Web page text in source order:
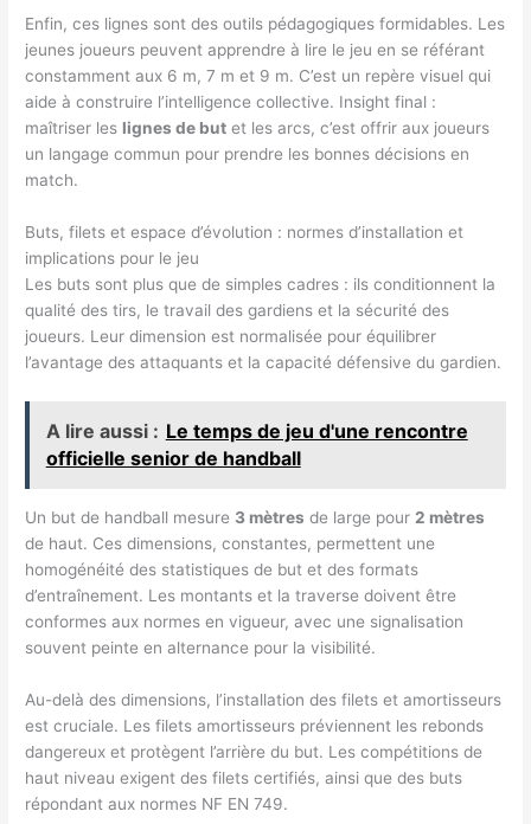
Enfin, ces lignes sont des outils pédagogiques formidables. Les
jeunes joueurs peuvent apprendre à lire le jeu en se référant
constamment aux 6 m, 7 m et 9 m. C’est un repère visuel qui
aide à construire l’intelligence collective. Insight final :
maîtriser les lignes de but et les arcs, c’est offrir aux joueurs
un langage commun pour prendre les bonnes décisions en
match.
Buts, filets et espace d’évolution : normes d’installation et
implications pour le jeu
Les buts sont plus que de simples cadres : ils conditionnent la
qualité des tirs, le travail des gardiens et la sécurité des
joueurs. Leur dimension est normalisée pour équilibrer
l’avantage des attaquants et la capacité défensive du gardien.
A lire aussi : Le temps de jeu d'une rencontre
officielle senior de handball
Un but de handball mesure 3 mètres de large pour 2 mètres
de haut. Ces dimensions, constantes, permettent une
homogénéité des statistiques de but et des formats
d’entraînement. Les montants et la traverse doivent être
conformes aux normes en vigueur, avec une signalisation
souvent peinte en alternance pour la visibilité.
Au-delà des dimensions, l’installation des filets et amortisseurs
est cruciale. Les filets amortisseurs préviennent les rebonds
dangereux et protègent l’arrière du but. Les compétitions de
haut niveau exigent des filets certifiés, ainsi que des buts
répondant aux normes NF EN 749.